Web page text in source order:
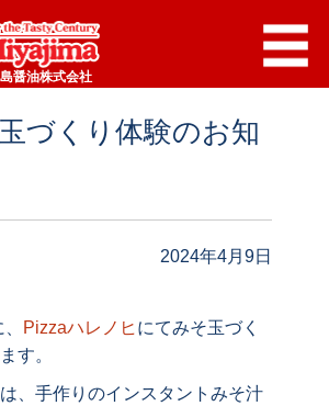
醤油株式会社
づくり体験のお知
2024年4月9日
Pizzaハレノヒ にてみそ玉づく
す。
は、手作りのインスタントみそ汁